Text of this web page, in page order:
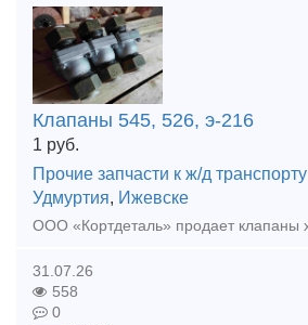
Клапаны 545, 526, э-216
1 руб.
Прочие запчасти к ж/д транспорту
Удмуртия, Ижевске
31.07.26
558
0